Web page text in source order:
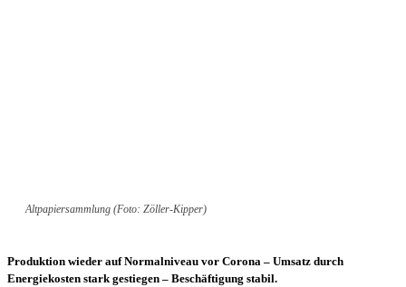
Altpapiersammlung (Foto: Zöller-Kipper)
Produktion wieder auf Normalniveau vor Corona – Umsatz durch
Energiekosten stark gestiegen – Beschäftigung stabil.